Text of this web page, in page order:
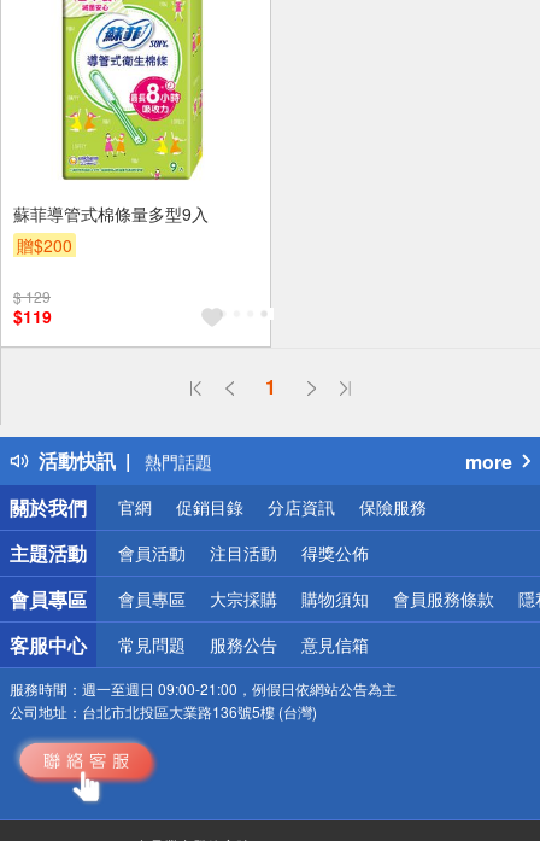
蘇菲導管式棉條量多型9入
贈$200
$ 129
$119
1
活動快訊
偏遠地區配送
得獎公告
熱門話題
銀行優惠
偏遠地區配送
詐騙網頁！請小心！
more
關於我們
官網 促銷目錄 分店資訊 保險服務
主題活動 會員活動 注目活動 得獎公佈
會員專區 會員專區 大宗採購 購物須知 會員服務條款 隱
客服中心 常見問題 服務公告 意見信箱
服務時間： 週一至週日 09:00-21:00，例假日依網站公告為主
公司地址： 台北市北投區大業路136號5樓 (台灣)